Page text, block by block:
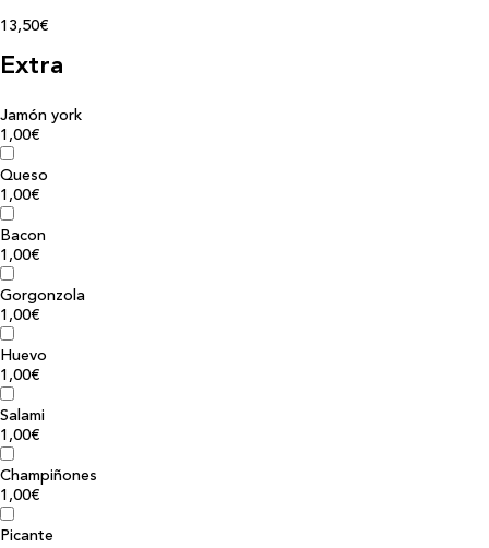
13,50€
Extra
Jamón york
1,00€
Queso
1,00€
Bacon
1,00€
Gorgonzola
1,00€
Huevo
1,00€
Salami
1,00€
Champiñones
1,00€
Picante